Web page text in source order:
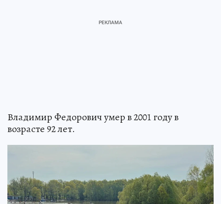
Владимир Федорович умер в 2001 году в
возрасте 92 лет.